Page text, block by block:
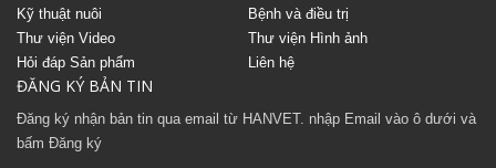
Kỹ thuật nuôi
Bệnh và điều trị
Thư viện Video
Thư viện Hình ảnh
Hỏi đáp Sản phẩm
Liên hệ
ĐĂNG KÝ BẢN TIN
Đăng ký nhận bản tin qua email từ HANVET. nhập Email vào ô dưới và
bấm Đăng ký